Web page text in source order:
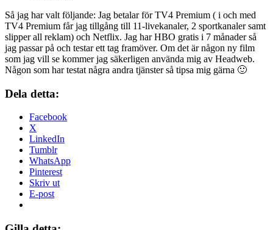
Så jag har valt följande: Jag betalar för TV4 Premium ( i och med
TV4 Premium får jag tillgång till 11-livekanaler, 2 sportkanaler samt
slipper all reklam) och Netflix. Jag har HBO gratis i 7 månader så
jag passar på och testar ett tag framöver. Om det är någon ny film
som jag vill se kommer jag säkerligen använda mig av Headweb.
Någon som har testat några andra tjänster så tipsa mig gärna 🙂
Dela detta:
Facebook
X
LinkedIn
Tumblr
WhatsApp
Pinterest
Skriv ut
E-post